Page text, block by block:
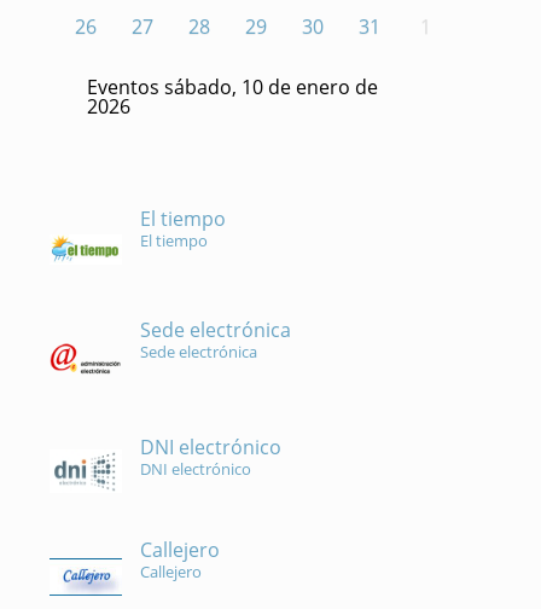
26
27 28 29 30 31 1
Eventos sábado, 10 de enero de
2026
El tiempo
El tiempo
Sede electrónica
Sede electrónica
DNI electrónico
DNI electrónico
Callejero
Callejero